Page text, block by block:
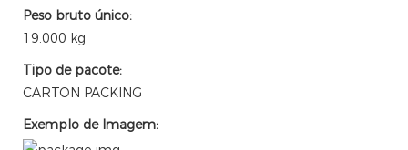
Peso bruto único:
19.000 kg
Tipo de pacote:
CARTON PACKING
Exemplo de Imagem: